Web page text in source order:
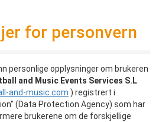
for personvern
personlige opplysninger om brukeren
and Music Events Services S.L
and-music.com ) registrert i
(Data Protection Agency) som har
brukerene om de forskjellige